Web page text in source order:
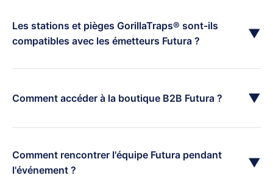
Les stations et pièges GorillaTraps® sont-ils
compatibles avec les émetteurs Futura ?
▼
Comment accéder à la boutique B2B Futura ? ▼
Comment rencontrer l'équipe Futura pendant
l'événement ?
▼